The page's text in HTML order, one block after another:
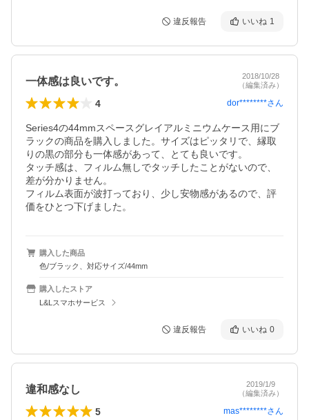
違反報告 いいね 1
一体感は良いです。
2018/10/28
（編集済み）
4 dor********さん
Series4の44mmスペースグレイアルミニウムケース用にブ
ラックの商品を購入しました。サイズはピッタリで、縁取
りの黒の部分も一体感があって、とても良いです。
タッチ感は、フィルム無しでタッチしたことがないので、
差が分かりません。
フィルム表面が波打っており、少し安物感があるので、評
価をひとつ下げました。
購入した商品
色/ブラック、対応サイズ/44mm
購入したストア
L&Lスマホサービス
違反報告 いいね 0
違和感なし
2019/1/9
（編集済み）
5 mas********さん